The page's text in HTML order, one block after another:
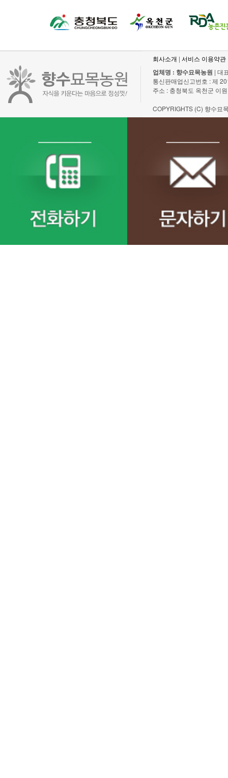
회사소개 | 서비스 이용약관
업체명 : 향수묘목농원 | 대
통신판매업신고번호 : 제
주소 : 충청북도 옥천군 이
COPYRIGHTS (C) 향수묘